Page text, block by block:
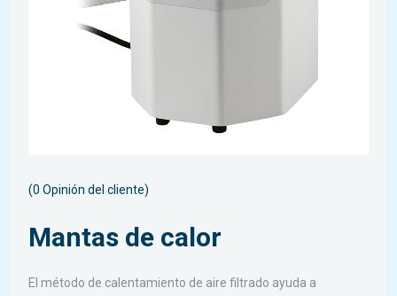
(0 Opinión del cliente)
Mantas de calor
El método de calentamiento de aire filtrado ayuda a